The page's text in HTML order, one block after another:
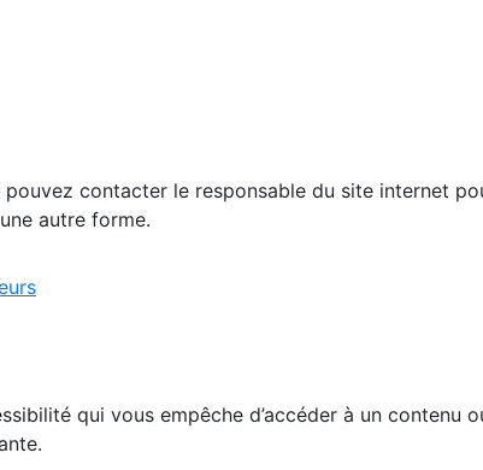
contacter le responsable du site internet
autre forme.
qui vous empêche d’accéder à un contenu